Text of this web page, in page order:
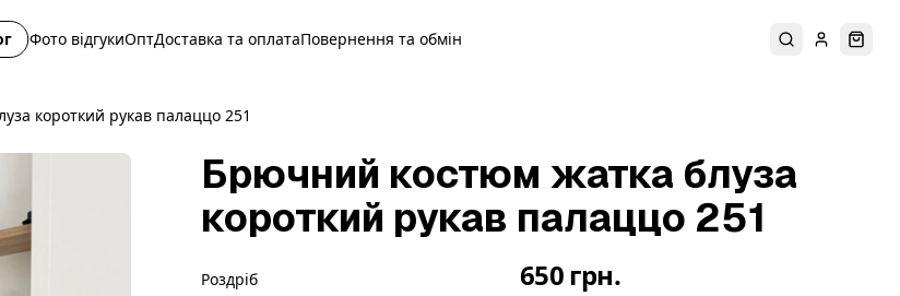
Фото відгукиОптДоставка та оплатаПовернення та обмін ПошукУвійти
короткий рукав палаццо 251
Брючний костюм жатка блуза
короткий рукав палаццо 251
Роздріб 650 грн.